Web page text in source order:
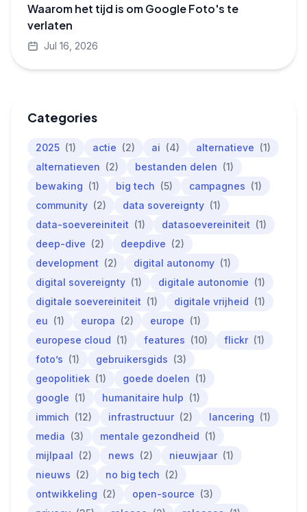
Waarom het tijd is om Google Foto's te
verlaten
Jul 16, 2026
Categories
2025 (1) actie (2) ai (4) alternatieve (1)
alternatieven (2) bestanden delen (1)
bewaking (1) big tech (5) campagnes (1)
community (2) data sovereignty (1)
data-soevereiniteit (1) datasoevereiniteit (1)
deep-dive (2) deepdive (2)
development (2) digital autonomy (1)
digital sovereignty (1) digitale autonomie (1)
digitale soevereiniteit (1) digitale vrijheid (1)
eu (1) europa (2) europe (1)
europese cloud (1) features (10) flickr (1)
foto’s (1) gebruikersgids (3)
geopolitiek (1) goede doelen (1)
google (1) humanitaire hulp (1)
immich (12) infrastructuur (2) lancering (1)
media (3) mentale gezondheid (1)
mijlpaal (2) news (2) nieuwjaar (1)
nieuws (2) no big tech (2)
ontwikkeling (2) open-source (3)